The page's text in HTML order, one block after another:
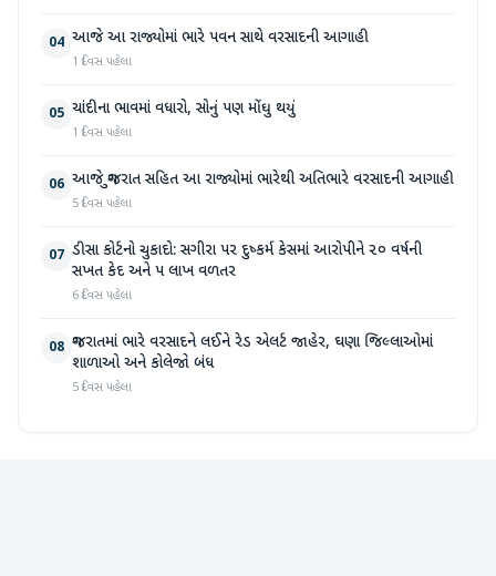
04 આજે આ રાજ્યોમાં ભારે પવન સાથે વરસાદની આગાહી
1 દિવસ પહેલા
05 ચાંદીના ભાવમાં વધારો, સોનું પણ મોંઘુ થયું
1 દિવસ પહેલા
06 આજે ગુજરાત સહિત આ રાજ્યોમાં ભારેથી અતિભારે વરસાદની આગાહી
5 દિવસ પહેલા
07 ડીસા કોર્ટનો ચુકાદો: સગીરા પર દુષ્કર્મ કેસમાં આરોપીને ૨૦ વર્ષની
સખત કેદ અને ૫ લાખ વળતર
6 દિવસ પહેલા
08 ગુજરાતમાં ભારે વરસાદને લઈને રેડ એલર્ટ જાહેર, ઘણા જિલ્લાઓમાં
શાળાઓ અને કોલેજો બંધ
5 દિવસ પહેલા